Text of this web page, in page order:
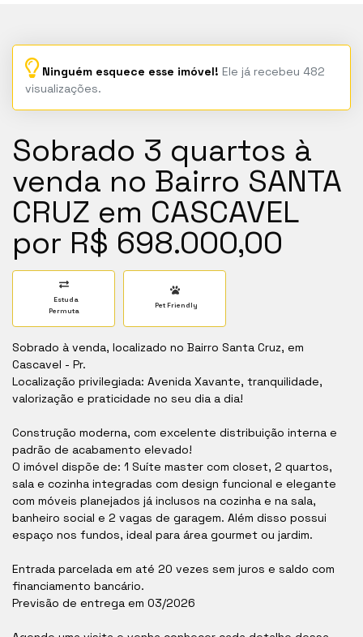
Ninguém esquece esse imóvel! Ele já recebeu 482
visualizações.
Sobrado 3 quartos à
venda no Bairro SANTA
CRUZ em CASCAVEL
por R$ 698.000,00
Estuda
Permuta
Pet Friendly
Sobrado à venda, localizado no Bairro Santa Cruz, em
Cascavel - Pr.
Localização privilegiada: Avenida Xavante, tranquilidade,
valorização e praticidade no seu dia a dia!
Construção moderna, com excelente distribuição interna e
padrão de acabamento elevado!
O imóvel dispõe de: 1 Suíte master com closet, 2 quartos,
sala e cozinha integradas com design funcional e elegante
com móveis planejados já inclusos na cozinha e na sala,
banheiro social e 2 vagas de garagem. Além disso possui
espaço nos fundos, ideal para área gourmet ou jardim.
Entrada parcelada em até 20 vezes sem juros e saldo com
financiamento bancário.
Previsão de entrega em 03/2026